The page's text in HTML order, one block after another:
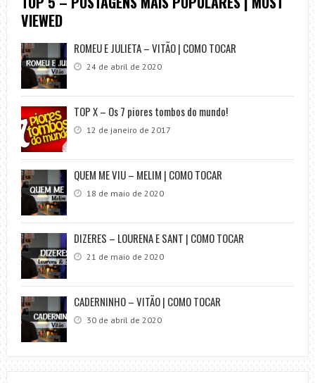
VIEWED
ROMEU E JULIETA – VITÃO | COMO TOCAR
24 de abril de 2020
TOP X – Os 7 piores tombos do mundo!
12 de janeiro de 2017
QUEM ME VIU – MELIM | COMO TOCAR
18 de maio de 2020
DIZERES – LOURENA E SANT | COMO TOCAR
21 de maio de 2020
CADERNINHO – VITÃO | COMO TOCAR
30 de abril de 2020